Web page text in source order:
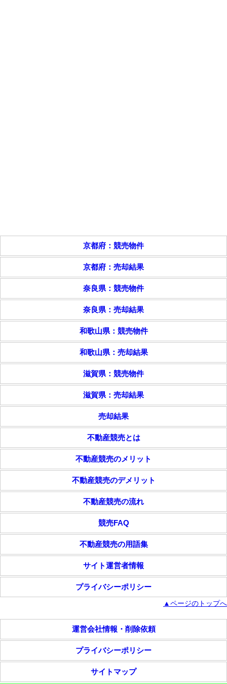
京都府：競売物件
京都府：売却結果
奈良県：競売物件
奈良県：売却結果
和歌山県：競売物件
和歌山県：売却結果
滋賀県：競売物件
滋賀県：売却結果
売却結果
不動産競売とは
不動産競売のメリット
不動産競売のデメリット
不動産競売の流れ
競売FAQ
不動産競売の用語集
サイト運営者情報
プライバシーポリシー
▲ページのトップへ
運営会社情報・削除依頼
プライバシーポリシー
サイトマップ